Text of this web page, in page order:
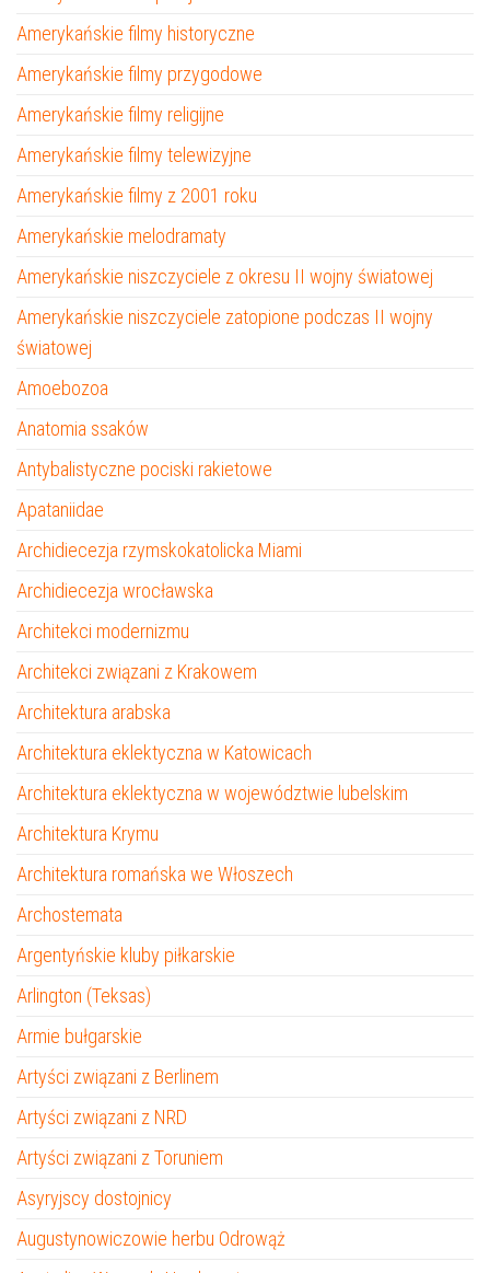
Amerykańskie filmy historyczne
Amerykańskie filmy przygodowe
Amerykańskie filmy religijne
Amerykańskie filmy telewizyjne
Amerykańskie filmy z 2001 roku
Amerykańskie melodramaty
Amerykańskie niszczyciele z okresu II wojny światowej
Amerykańskie niszczyciele zatopione podczas II wojny
światowej
Amoebozoa
Anatomia ssaków
Antybalistyczne pociski rakietowe
Apataniidae
Archidiecezja rzymskokatolicka Miami
Archidiecezja wrocławska
Architekci modernizmu
Architekci związani z Krakowem
Architektura arabska
Architektura eklektyczna w Katowicach
Architektura eklektyczna w województwie lubelskim
Architektura Krymu
Architektura romańska we Włoszech
Archostemata
Argentyńskie kluby piłkarskie
Arlington (Teksas)
Armie bułgarskie
Artyści związani z Berlinem
Artyści związani z NRD
Artyści związani z Toruniem
Asyryjscy dostojnicy
Augustynowiczowie herbu Odrowąż